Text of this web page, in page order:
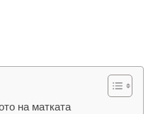
на матката